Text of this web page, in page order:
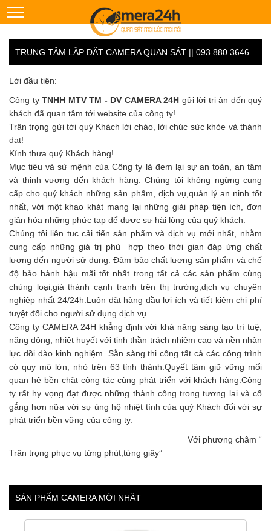
TRUNG TÂM LẮP ĐẶT CAMERA QUAN SÁT || 093 880 3646
Lời đầu tiên:
Công ty TNHH MTV TM - DV CAMERA 24H gửi lời tri ân đến quý
khách đã quan tâm tới website của công ty!
Trân trọng gửi tới quý Khách lời chào, lời chúc sức khỏe và thành
đạt!
Kính thưa quý Khách hàng!
Mục tiêu và sứ mệnh của Công ty là đem lại sự an toàn, an tâm
và thịnh vượng đến khách hàng. Chúng tôi không ngừng cung
cấp cho quý khách những sản phẩm, dịch vụ,quản lý an ninh tốt
nhất, với một khao khát mang lại những giải pháp tiện ích, đơn
giản hóa những phức tạp để được sự hài lòng của quý khách.
Chúng tôi liên tuc cải tiến sản phẩm và dịch vụ mới nhất, nhằm
cung cấp những giá trị phù hợp theo thời gian đáp ứng chất
lượng đến người sử dụng. Đảm bảo chất lượng sản phẩm và chế
độ bảo hành hậu mãi tốt nhất trong tất cả các sản phẩm cùng
chủng loại,giá thành cạnh tranh trên thị trường,dịch vụ chuyên
nghiệp nhất 24/24h.Luôn đặt hàng đầu lợi ích và tiết kiệm chi phí
tuyệt đối cho người sử dụng dịch vụ.
Công ty CAMERA 24H khẳng định với khả năng sáng tạo trí tuệ,
năng động, nhiệt huyết với tinh thần trách nhiệm cao và nền nhân
lực dồi dào kinh nghiệm. Sẵn sàng thi công tất cả các công trình
có quy mô lớn, nhỏ trên 63 tỉnh thành.Quyết tâm giữ vững mối
quan hệ bền chặt cộng tác cùng phát triển với khách hàng.Công
ty rất hy vọng đạt được những thành công trong tương lai và cố
gắng hơn nữa với sự ủng hộ nhiệt tình của quý Khách đối với sự
phát triển bền vững của công ty.
Với phương châm “
Trân trọng phục vụ từng phút,từng giây”
SẢN PHẨM CAMERA MỚI NHẤT